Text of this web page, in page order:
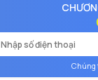
Chúng